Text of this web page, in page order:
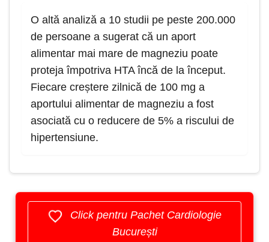
O altă analiză a 10 studii pe peste 200.000
de persoane a sugerat că un aport
alimentar mai mare de magneziu poate
proteja împotriva HTA încă de la început.
Fiecare creștere zilnică de 100 mg a
aportului alimentar de magneziu a fost
asociată cu o reducere de 5% a riscului de
hipertensiune.
Click pentru Pachet Cardiologie
București